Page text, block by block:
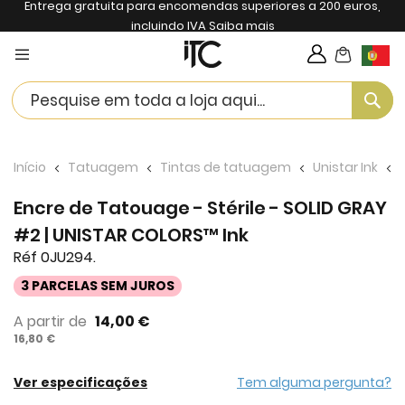
Entrega gratuita para encomendas superiores a 200 euros,
incluindo IVASaiba mais
My Cart
Início Tatuagem Tintas de tatuagem Unistar Ink
Encre de Tatouage - Stérile - SOLID GRAY
#2 | UNISTAR COLORS™ Ink
Réf 0JU294.
3 PARCELAS SEM JUROS
A partir de 14,00 €
16,80 €
Ver especificações Tem alguma pergunta?